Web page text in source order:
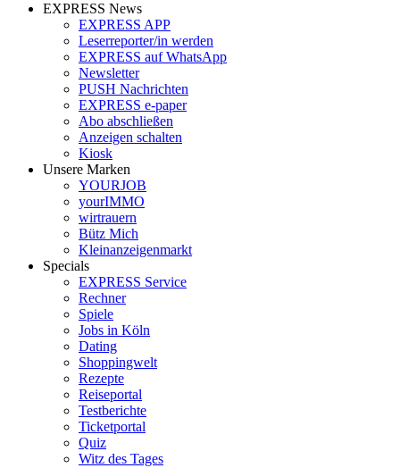
EXPRESS News
EXPRESS APP
Leserreporter/in werden
EXPRESS auf WhatsApp
Newsletter
PUSH Nachrichten
EXPRESS e-paper
Abo abschließen
Anzeigen schalten
Kiosk
Unsere Marken
YOURJOB
yourIMMO
wirtrauern
Bütz Mich
Kleinanzeigenmarkt
Specials
EXPRESS Service
Rechner
Spiele
Jobs in Köln
Dating
Shoppingwelt
Rezepte
Reiseportal
Testberichte
Ticketportal
Quiz
Witz des Tages